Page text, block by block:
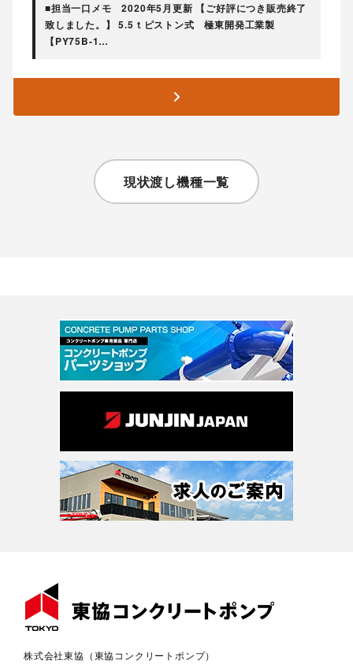
■担当一口メモ 2020年5月更新 【ご好評につき販売終了
致しました。】 5.5ｔピストン式 極東開発工業製
【PY75B-1…
現状渡し機種一覧
株式会社東協（東協コンクリートポンプ）